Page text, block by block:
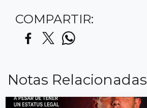
COMPARTIR:
Notas Relacionadas